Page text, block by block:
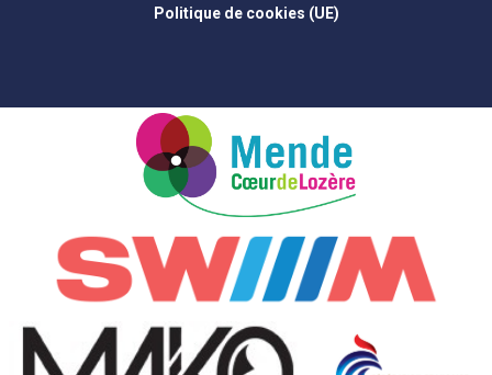
Politique de cookies (UE)